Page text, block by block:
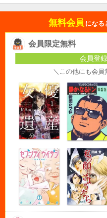
無料会員 になる
会員限定無料
会員登
＼この他にも会員